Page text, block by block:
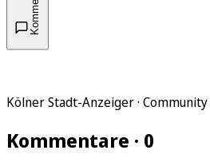
Kölner Stadt-Anzeiger · Community
Kommentare · 0